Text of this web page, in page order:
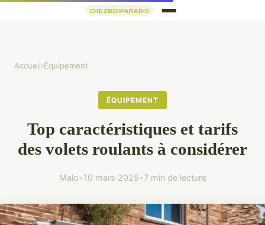
Accueil›Équipement
ÉQUIPEMENT
Top caractéristiques et tarifs
des volets roulants à considérer
Malo•10 mars 2025•7 min de lecture